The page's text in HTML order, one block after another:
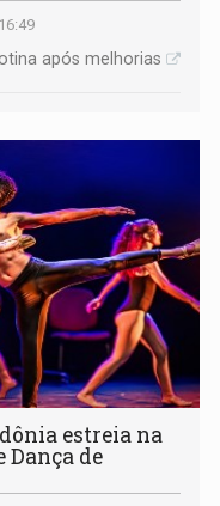
após melhorias
estreia na
Dança de